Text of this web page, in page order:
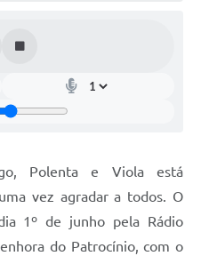
Polenta e Viola está
vez agradar a todos. O
1º de junho pela Rádio
do Patrocínio, com o